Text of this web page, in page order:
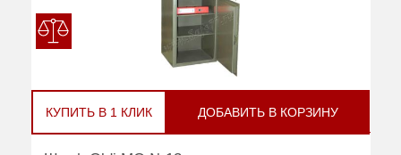
КУПИТЬ В 1 КЛИК ДОБАВИТЬ В КОРЗИНУ